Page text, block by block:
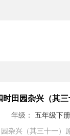
田园杂兴（其
年级： 五年级下册
杂兴（其三十一